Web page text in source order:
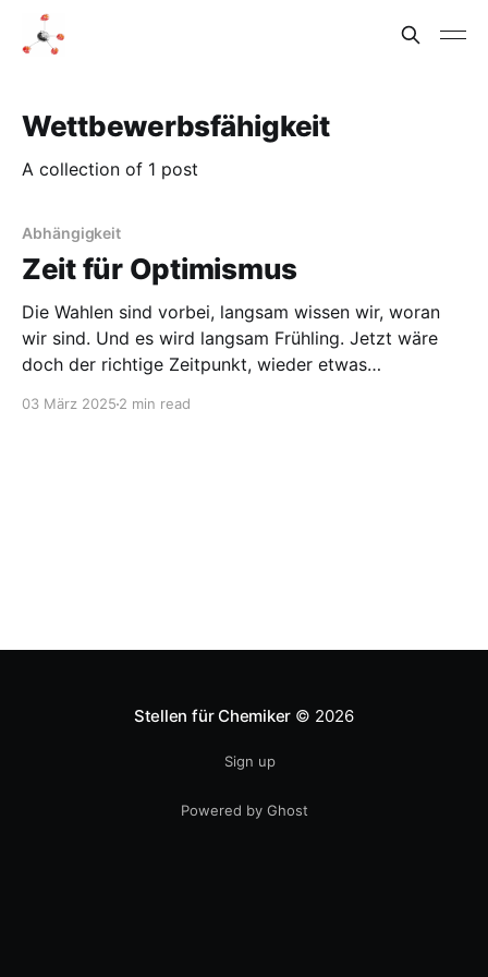
Wettbewerbsfähigkeit
A collection of 1 post
Abhängigkeit
Zeit für Optimismus
Die Wahlen sind vorbei, langsam wissen wir, woran
wir sind. Und es wird langsam Frühling. Jetzt wäre
doch der richtige Zeitpunkt, wieder etwas
03 März 2025 2 min read
Stellen für Chemiker © 2026
Sign up
Powered by Ghost